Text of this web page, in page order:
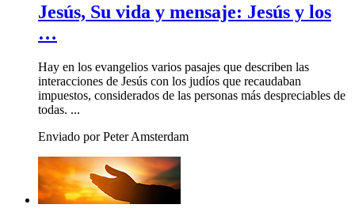
Jesús, Su vida y mensaje: Jesús y los
…
Hay en los evangelios varios pasajes que describen las
interacciones de Jesús con los judíos que recaudaban
impuestos, considerados de las personas más despreciables de
todas. ...
Enviado por Peter Amsterdam